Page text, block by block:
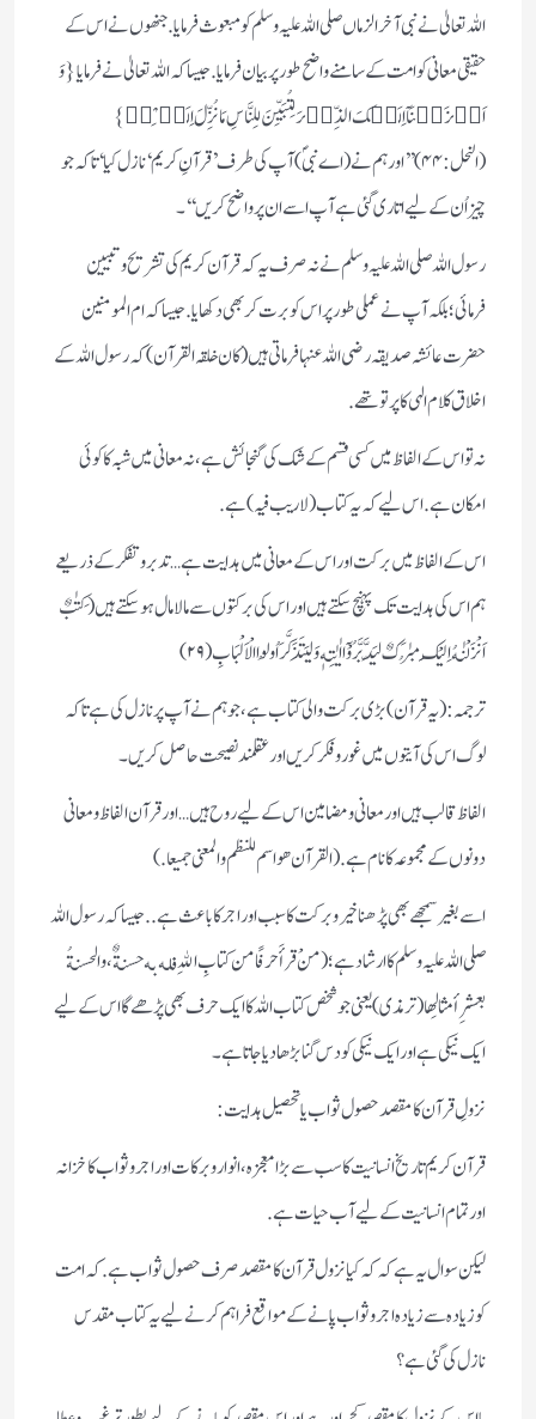
اللہ تعالیٰ نے نبی آخر الزماں صلی اللہ علیہ وسلم کو مبعوث فرمایا.جنھوں نے اس کے
حقیقی معانی کو امت کے سامنے واضح طور پر بیان فرمایا.جیساکہ اللہ تعالیٰ نے فرمایا { وَ
اَنۡزَلۡنَاۤ اِلَیۡکَ الذِّکۡرَ لِتُبَیِّنَ لِلنَّاسِ مَا نُزِّلَ اِلَیۡہِمۡ }
(النحل:۴۴) ’’اور ہم نے (اے نبیؐ) آپ کی طرف’ قرآنِ کریم ‘ نازل کیا‘ تاکہ جو
چیز اُن کے لیے اتاری گئی ہے آپ اسے ان پر واضح کریں‘‘۔
رسول اللہ صلی اللہ علیہ وسلم نے نہ صرف یہ کہ قرآن کریم کی تشریح وتبیین
فرمائی؛ بلکہ آپ نے عملی طور پر اس کو برت کر بھی دکھایا. جیسا کہ ام المومنین
حضرت عائشہ صدیقہ رضی اللہ عنہا فرماتی ہیں (کان خلقہ القرآن) کہ رسول اللہ کے
اخلاق کلام الہی کا پرتو تھے.
نہ تو اس کے الفاظ میں کسی قسم کے شک کی گنجائش ہے، نہ معانی میں شبہ کا کوئی
امکان ہے. اس لیے کہ یہ کتاب (لاریب فیہ) ہے.
اس کے الفاظ میں برکت اور اس کے معانی میں ہدایت ہے… تدبر و تفکر کے ذریعے
ہم اس کی ہدایت تک پہنچ سکتے ہیں اور اس کی برکتوں سے مالا مال ہوسکتے ہیں (كِتٰبٌ
اَنْزَلْنٰهُ اِلَیْكَ مُبٰرَكٌ لِّیَدَّبَّرُوْۤا اٰیٰتِهٖ وَ لِیَتَذَكَّرَ اُولُوا الْاَلْبَابِ(۲۹)
ترجمہ:(یہ قرآن) بڑی برکت والی کتاب ہے، جو ہم نے آپ پر نازل کی ہے تاکہ
لوگ اس کی آیتوں میں غور وفکر کریں اور عقلمند نصیحت حاصل کریں ۔
الفاظ قالب ہیں اور معانی و مضامین اس کے لیے روح ہیں… اور قرآن الفاظ ومعانی
دونوں کے مجموعہ کا نام ہے. (القرآن ھو اسم للنظم و المعنی جمیعا.)
اسے بغیر سمجھے بھی پڑھنا خیر وبرکت کا سبب اور اجر کا باعث ہے..جیسا کہ رسول اللہ
صلی اللہ علیہ وسلم کا ارشاد ہے؛ (منْ قرأَ حرفًا من كتابِ اللهِ فله به حسنةٌ ، والحسنةُ
بعشرِ أمثالِها (ترمذی ) یعنی جو شخص کتاب اللہ کا ایک حرف بھی پڑھے گا اس کے لیے
ایک نیکی ہے اور ایک نیکی کو دس گنا بڑھا دیا جاتا ہے۔
نزولِ قرآن کا مقصد حصول ثواب یا تحصیل ہدایت :
قر آن کریم تاریخ انسانیت کا سب سے بڑا معجزہ، انوار وبرکات اور اجر و ثواب کا خزانہ
اور تمام انسانیت کے لیے آب حیات ہے.
لیکن سوال یہ ہے کہ کہ کیا نزول قرآن کا مقصد صرف حصول ثواب ہے. کہ امت
کو زیادہ سے زیادہ اجر وثواب پانے کے مواقع فراہم کرنے لیے یہ کتاب مقدس
نازل کی گئی ہے؟